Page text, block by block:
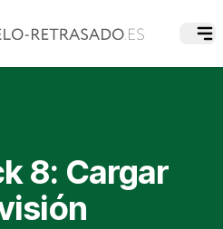
8: Cargar